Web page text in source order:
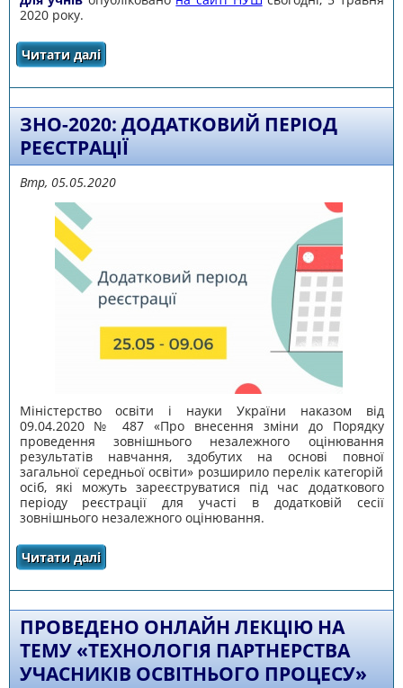
2020 року.
Читати далі
ЗНО-2020: ДОДАТКОВИЙ ПЕРІОД
РЕЄСТРАЦІЇ
Втр, 05.05.2020
Міністерство освіти і науки України наказом від
09.04.2020 № 487 «Про внесення зміни до Порядку
проведення зовнішнього незалежного оцінювання
результатів навчання, здобутих на основі повної
загальної середньої освіти» розширило перелік категорій
осіб, які можуть зареєструватися під час додаткового
періоду реєстрації для участі в додатковій сесії
зовнішнього незалежного оцінювання.
Читати далі
ПРОВЕДЕНО ОНЛАЙН ЛЕКЦІЮ НА
ТЕМУ «ТЕХНОЛОГІЯ ПАРТНЕРСТВА
УЧАСНИКІВ ОСВІТНЬОГО ПРОЦЕСУ»